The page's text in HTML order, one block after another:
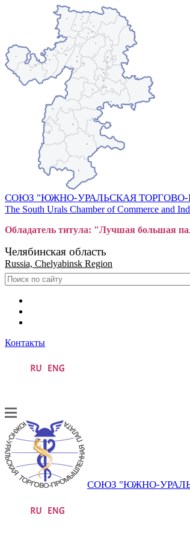
СОЮЗ "ЮЖНО-УРАЛЬСКАЯ
The South Urals Chamber of Commerce and
Обладатель титула: "Лучшая большая
Челябинская область
Russia, Chelyabinsk Region
Контакты
СОЮЗ "ЮЖНО-